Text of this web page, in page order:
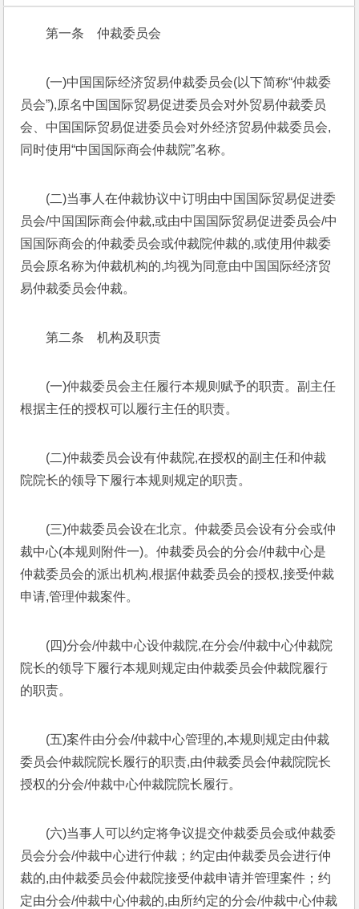
第一条　仲裁委员会
(一)中国国际经济贸易仲裁委员会(以下简称“仲裁委
员会”),原名中国国际贸易促进委员会对外贸易仲裁委员
会、中国国际贸易促进委员会对外经济贸易仲裁委员会,
同时使用“中国国际商会仲裁院”名称。
(二)当事人在仲裁协议中订明由中国国际贸易促进委
员会/中国国际商会仲裁,或由中国国际贸易促进委员会/中
国国际商会的仲裁委员会或仲裁院仲裁的,或使用仲裁委
员会原名称为仲裁机构的,均视为同意由中国国际经济贸
易仲裁委员会仲裁。
第二条　机构及职责
(一)仲裁委员会主任履行本规则赋予的职责。副主任
根据主任的授权可以履行主任的职责。
(二)仲裁委员会设有仲裁院,在授权的副主任和仲裁
院院长的领导下履行本规则规定的职责。
(三)仲裁委员会设在北京。仲裁委员会设有分会或仲
裁中心(本规则附件一)。仲裁委员会的分会/仲裁中心是
仲裁委员会的派出机构,根据仲裁委员会的授权,接受仲裁
申请,管理仲裁案件。
(四)分会/仲裁中心设仲裁院,在分会/仲裁中心仲裁院
院长的领导下履行本规则规定由仲裁委员会仲裁院履行
的职责。
(五)案件由分会/仲裁中心管理的,本规则规定由仲裁
委员会仲裁院院长履行的职责,由仲裁委员会仲裁院院长
授权的分会/仲裁中心仲裁院院长履行。
(六)当事人可以约定将争议提交仲裁委员会或仲裁委
员会分会/仲裁中心进行仲裁；约定由仲裁委员会进行仲
裁的,由仲裁委员会仲裁院接受仲裁申请并管理案件；约
定由分会/仲裁中心仲裁的,由所约定的分会/仲裁中心仲裁